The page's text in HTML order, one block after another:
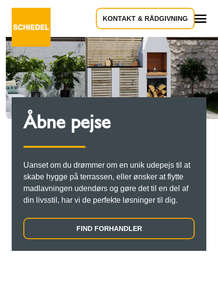
KONTAKT & RÅDGIVNING
Åbne pejse
Uanset om du drømmer om en unik udepejs til at
skabe hygge på terrassen, eller ønsker at flytte
madlavningen udendørs og gøre det til en del af
din livsstil, har vi de perfekte løsninger til dig.
FIND FORHANDLER